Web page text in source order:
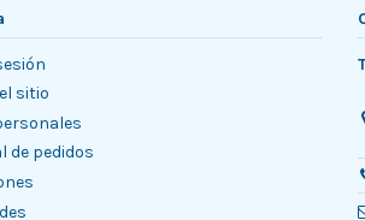
sitio
de pedidos